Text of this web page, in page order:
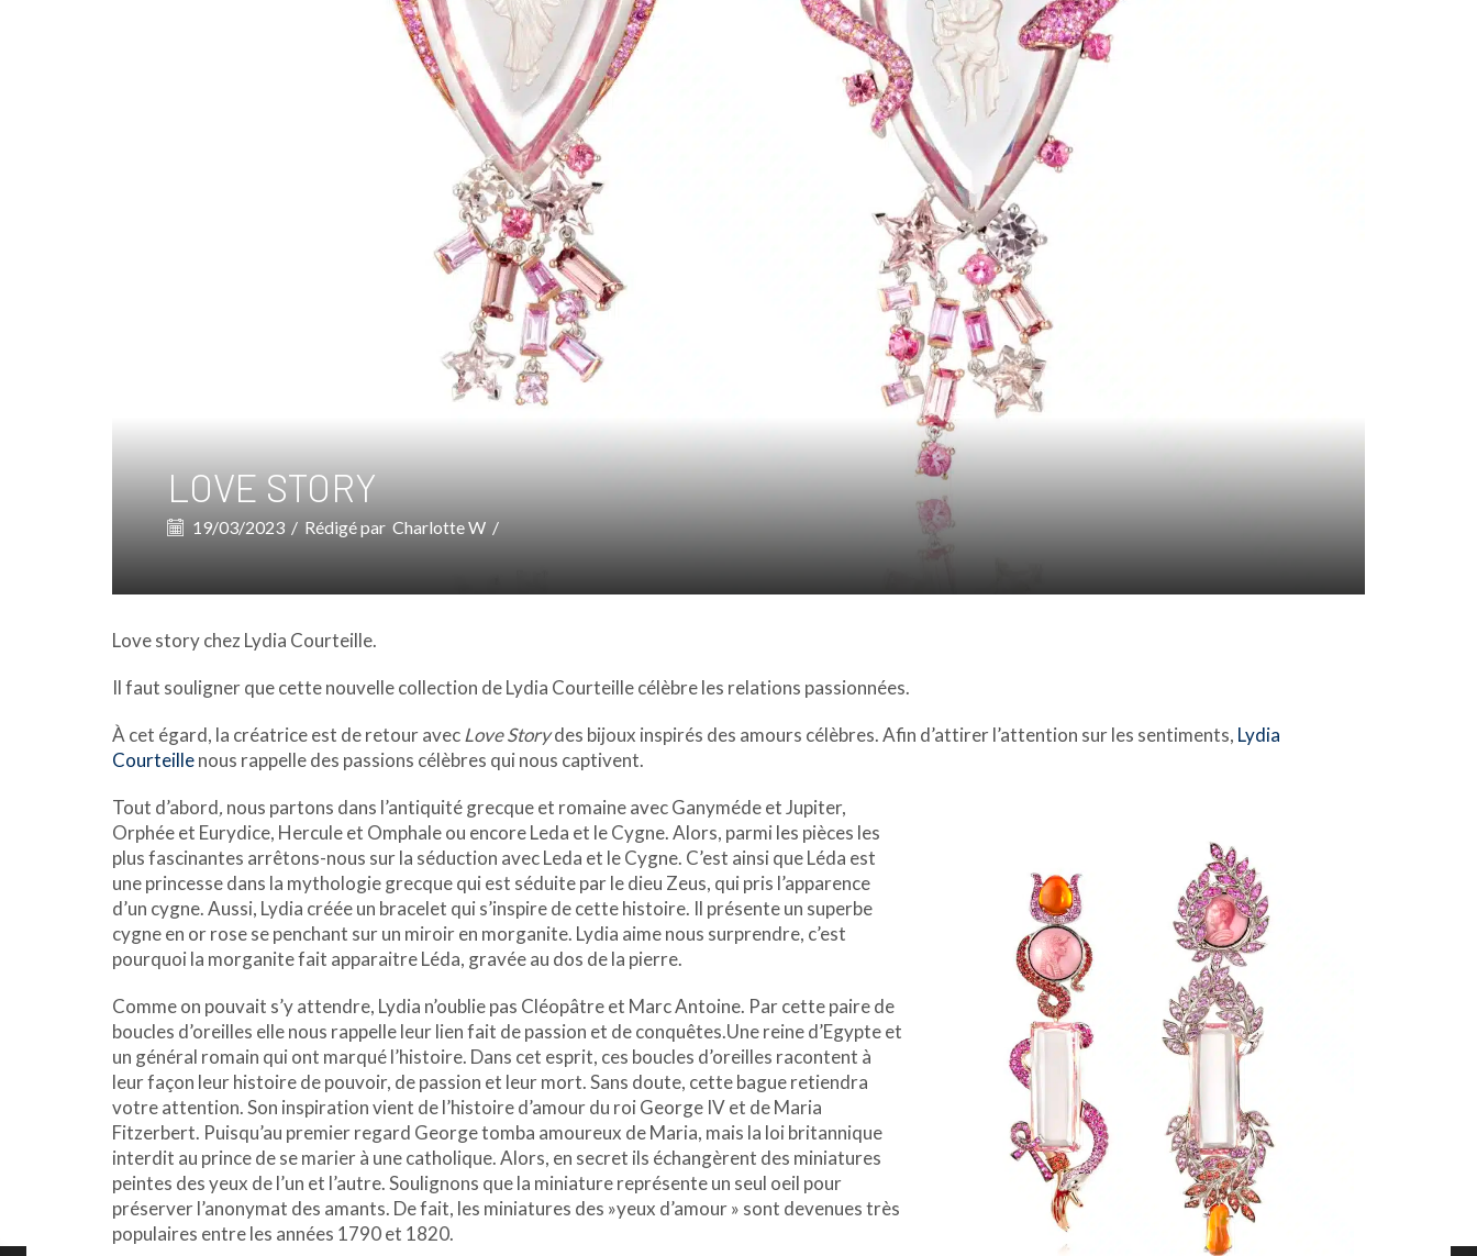
LOVE STORY
19/03/2023 / Rédigé par Charlotte W /
Love story chez Lydia Courteille.
Il faut souligner que cette nouvelle collection de Lydia Courteille célèbre les relations passionnées.
À cet égard, la créatrice est de retour avecLove Storydes bijoux inspirés des amours célèbres. Afin d’attirer l’attention sur les sentiments, Lydia
Courteillenous rappelle des passions célèbres qui nous captivent.
Tout d’abord, nous partons dans l’antiquité grecque et romaine avec Ganyméde et Jupiter,
Orphée et Eurydice, Hercule et Omphale ou encore Leda et le Cygne. Alors, parmi les pièces les
plus fascinantes arrêtons-nous sur la séduction avec Leda et le Cygne. C’est ainsi que Léda est
une princesse dans la mythologie grecque qui est séduite par le dieu Zeus, qui pris l’apparence
d’un cygne. Aussi, Lydia créée un bracelet qui s’inspire de cette histoire. Il présente un superbe
cygne en or rose se penchant sur un miroir en morganite. Lydia aime nous surprendre, c’est
pourquoi la morganite fait apparaitre Léda, gravée au dos de la pierre.
Comme on pouvait s’y attendre, Lydia n’oublie pas Cléopâtre et Marc Antoine. Par cette paire de
boucles d’oreilles elle nous rappelle leur lien fait de passion et de conquêtes.Une reine d’Egypte et
un général romain qui ont marqué l’histoire. Dans cet esprit, ces boucles d’oreilles racontent à
leur façon leur histoire de pouvoir, de passion et leur mort. Sans doute, cette bague retiendra
votre attention. Son inspiration vient de l’histoire d’amour du roi George IV et de Maria
Fitzerbert. Puisqu’au premier regard George tomba amoureux de Maria, mais la loi britannique
interdit au prince de se marier à une catholique. Alors, en secret ils échangèrent des miniatures
peintes des yeux de l’un et l’autre. Soulignons que la miniature représente un seul oeil pour
préserver l’anonymat des amants. De fait, les miniatures des »yeux d’amour » sont devenues très
populaires entre les années 1790 et 1820.